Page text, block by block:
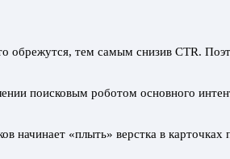
обрежутся, тем самым снизив CTR.
поисковым роботом основного
«плыть» верстка в карточках